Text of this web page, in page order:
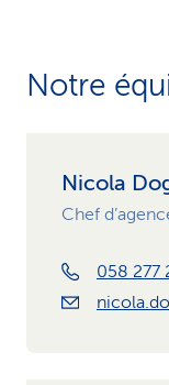
Notre
Nicola
Chef
058 277